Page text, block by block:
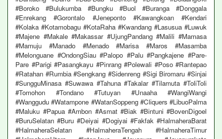
#Boroko #Bulukumba #Bungku #Buol #Buranga #Donggala
#Enrekang #Gorontalo #Jeneponto #Kawangkoan #Kendari
#Kolaka #Kotamobagu #KotaRaha #Kwandang #Lasusua #Luwuk
#Majene #Makale #Makassar #UjungPandang #Malili #Mamasa
#Mamuju #Manado #Menado #Marisa #Maros #Masamba
#Melonguane #OndongSiau #Palopo #Palu #Pangkajene #Pare-
Pare #Parigi #Pasangkayu #Pinrang #Polewali #Poso #Rantepao
#Ratahan #Rumbia #Sengkang #Sidenreng #Sigi Biromaru #Sinjai
#SungguMinasa #Suwawa #Tahuna #Takalar #Tilamuta #ToliToli
#Tomohon #Tondano #Tutuyan #Unaaha #WangiWangi
#Wanggudu #Watampone #WatanSoppeng #Cliquers #LibuoPalma
#Maluku #Papua #Ambon #Asmat #Biak #Bintuni #BovenDigoel
#BuruSelatan #Buru #Deiyai #Dogiyai #Fakfak #HalmaheraBarat
#HalmaheraSelatan #HalmaheraTengah #HalmaheraTimur